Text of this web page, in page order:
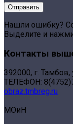
Нашли ошибку?
Выделите и
Контакты
392000, г. Тамбов,
ТЕЛЕФОН:
obraz.tmbreg.ru
МОиН